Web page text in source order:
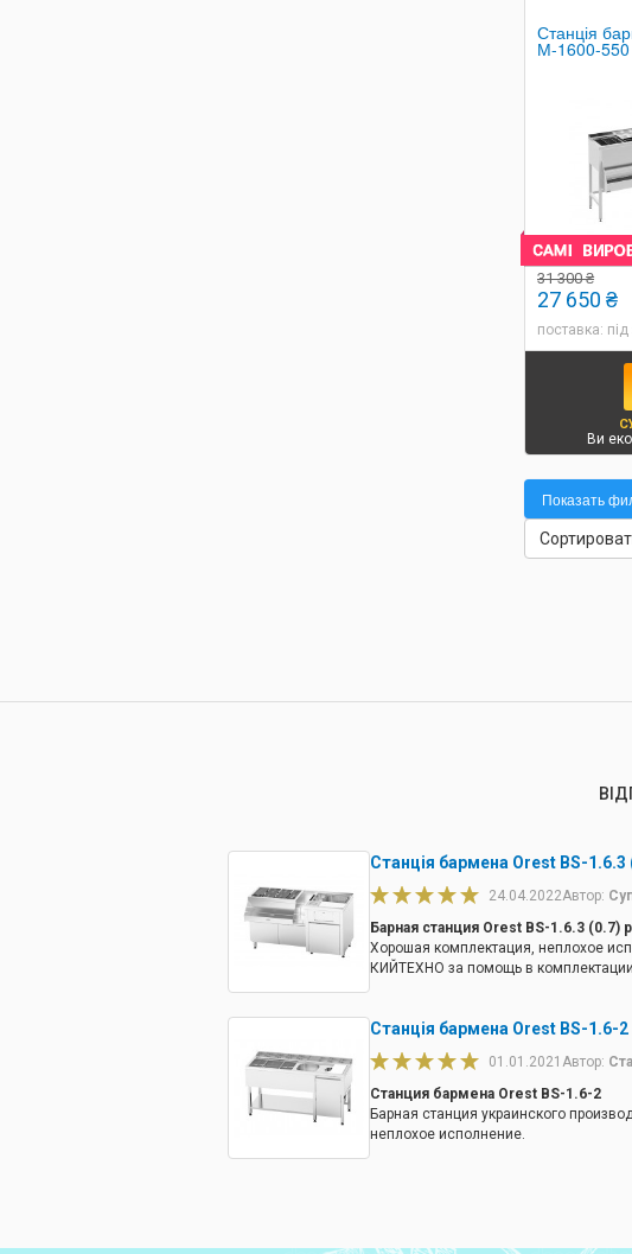
Станція
М-1600-550
31 300 ₴
27 650 ₴
поставка: під
Ви
Показать
Станція бармена Orest BS-1.6.3
24.04.2022Автор:
Барная станция Orest BS-1.6.3 (0.7)
Хорошая комплектация, неплохое
КИЙТЕХНО за помощь в
Станція бармена Orest BS-1.6-2
01.01.2021 Автор:
Станция бармена Orest BS-1.6-2
Барная станция украинского
неплохое исполнение.